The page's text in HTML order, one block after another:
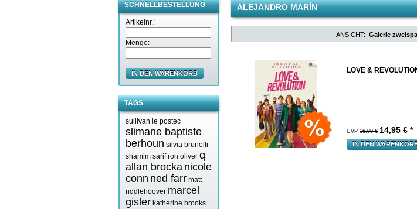
SCHNELLBESTELLUNG
Artikelnr.:
Menge:
IN DEN WARENKORB
TAGS
sullivan le postec
slimane baptiste
berhoun silvia brunelli
shamim sarif ron oliver q
allan brocka nicole
conn ned farr matt
riddlehoover marcel
gisler katherine brooks
ALEJANDRO MARÍN
ANSICHT: Galerie
LOVE &
UVP 16,99 € 14,95 € *
IN DEN